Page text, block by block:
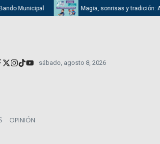
Municipal Magia, sonrisas y tradición:
sábado, agosto 8, 2026
OPINIÓN